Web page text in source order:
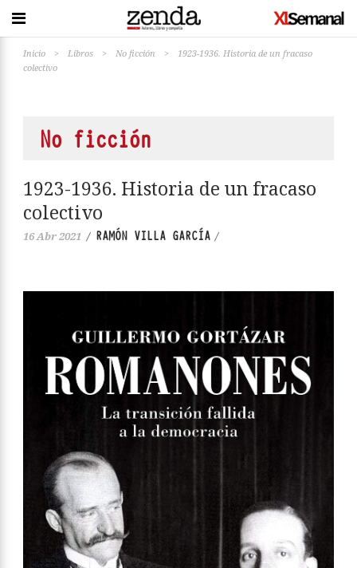
Inicio > Libros > No ficción >
1923-1936. Historia de un fracaso
colectivo
No ficción
1923-1936. Historia de un fracaso
colectivo
16 Abr 2021 / RAMÓN VILLA GARCÍA /